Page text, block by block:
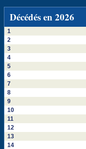
Décédés en 2026
1
2
3
4
5
6
7
8
9
10
11
12
13
14